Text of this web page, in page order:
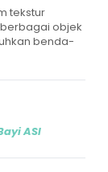
tekstur
objek
benda-
ASI